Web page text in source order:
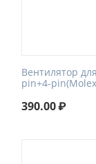
Вентилятор
pin+4-
390.00₽